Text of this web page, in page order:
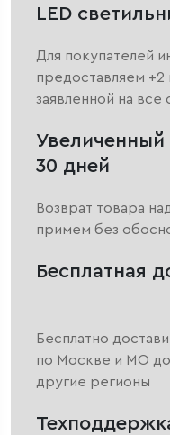
LED
Для покупателей
предоставляем +2
заявленной на все
30 дней
Возврат товара
примем без
Бесплатная
Бесплатно
по Москве и МО
другие регионы